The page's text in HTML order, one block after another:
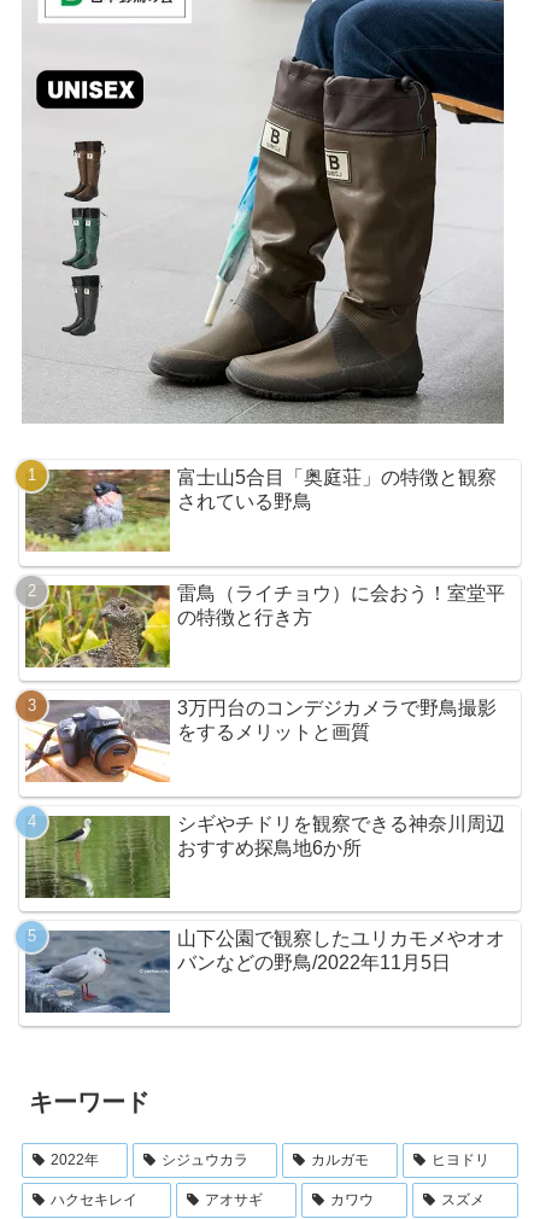
富士山5合目「奥庭荘」の特徴と観察
されている野鳥
雷鳥（ライチョウ）に会おう！室堂平
の特徴と行き方
3万円台のコンデジカメラで野鳥撮影
をするメリットと画質
シギやチドリを観察できる神奈川周辺
おすすめ探鳥地6か所
山下公園で観察したユリカモメやオオ
バンなどの野鳥/2022年11月5日
キーワード
2022年 シジュウカラ カルガモ ヒヨドリ
ハクセキレイ アオサギ カワウ スズメ